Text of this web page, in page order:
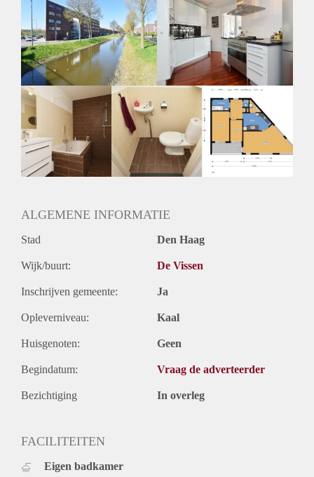
Niet mogelijk
Inkomen eis
2,8 X Maandhuur Bruto
Huurtermijn
Onbepaalde termijn
Oplevering
Kaal
ALGEMENE INFORMATIE
Stad Den Haag
Wijk/buurt: De Vissen
Inschrijven gemeente: Ja
Opleverniveau: Kaal
Huisgenoten: Geen
Begindatum: Vraag de adverteerder
Bezichtiging In overleg
FACILITEITEN
Eigen badkamer